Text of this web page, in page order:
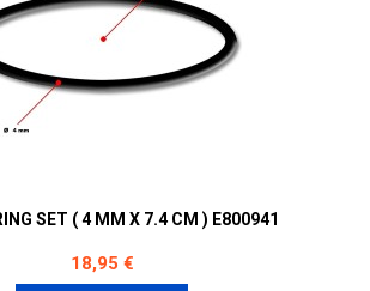
SET ( 4 MM X 7.4 CM ) E800941
Preis
18,95 €